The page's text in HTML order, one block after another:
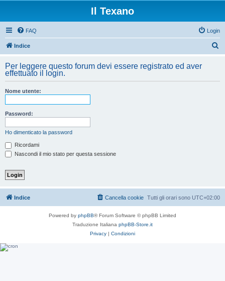
Il Texano
FAQ Login
Indice
c
Per leggere questo forum devi essere registrato ed aver
effettuato il login.
Nome utente:
Password:
Ho dimenticato la password
Ricordami
Nascondi il mio stato per questa sessione
Indice Tutti gli orari sono UTC+02:00
Cancella cookie
Powered by phpBB® Forum Software © phpBB Limited
Traduzione Italiana phpBB-Store.it
Privacy | Condizioni